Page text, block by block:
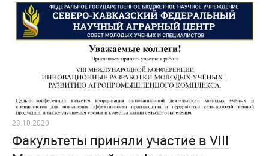
23.10.2020
Факультеты приняли участие в VIII